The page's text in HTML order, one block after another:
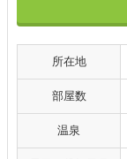
所在地
部屋数
温泉